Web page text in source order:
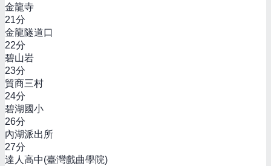
金龍寺
21分
金龍隧道口
22分
碧山岩
23分
貿商三村
24分
碧湖國小
26分
內湖派出所
27分
達人高中(臺灣戲曲學院)